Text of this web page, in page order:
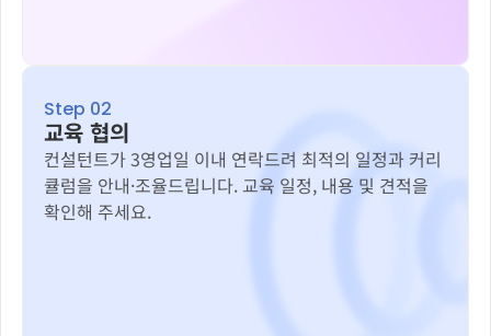
Step 02
교육 협의
컨설턴트가 3영업일 이내 연락드려 최적의 일정과 커리
큘럼을 안내·조율드립니다. 교육 일정, 내용 및 견적을
확인해 주세요.